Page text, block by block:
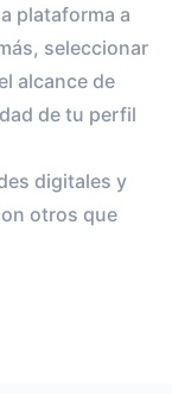
plataforma a
seleccionar
alcance de
de tu perfil
digitales y
otros que